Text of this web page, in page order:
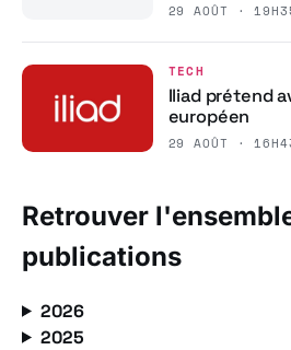
29 AOÛT ·
TECH
Iliad prétend
européen
29 AOÛT ·
Retrouver
publications
2026
2025